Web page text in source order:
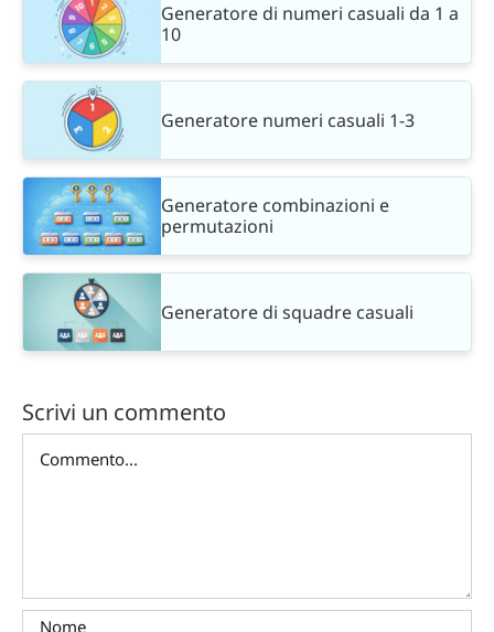
Generatore di numeri casuali da 1 a
10
Generatore numeri casuali 1-3
Generatore combinazioni e
permutazioni
Generatore di squadre casuali
Scrivi un commento